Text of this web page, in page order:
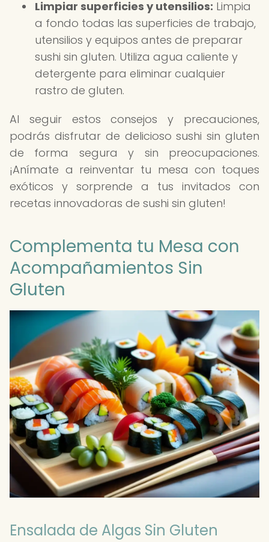
Limpiar superficies y utensilios: Limpia
a fondo todas las superficies de trabajo,
utensilios y equipos antes de preparar
sushi sin gluten. Utiliza agua caliente y
detergente para eliminar cualquier
rastro de gluten.
Al seguir estos consejos y precauciones,
podrás disfrutar de delicioso sushi sin gluten
de forma segura y sin preocupaciones.
¡Anímate a reinventar tu mesa con toques
exóticos y sorprende a tus invitados con
recetas innovadoras de sushi sin gluten!
Complementa tu Mesa con
Acompañamientos Sin
Gluten
Ensalada de Algas Sin Gluten